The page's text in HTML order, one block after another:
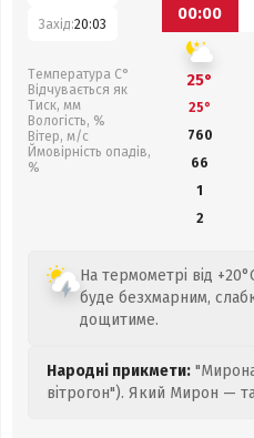
Захід:20:03
Температура С°
Відчувається як
Тиск, мм
Вологість, %
Вітер, м/с
Ймовірність опадів,
%
00:00
25°
25°
760
66
1
2
На термометрі від
буде безхмарним,
дощитиме.
Народні прикмети:
вітрогон"). Який Мирон —